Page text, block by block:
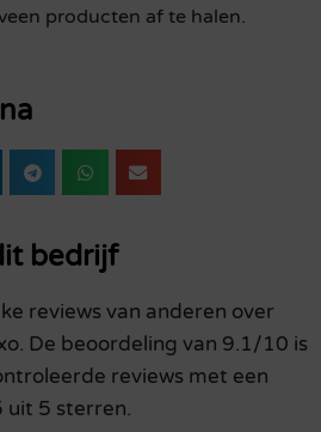
producten af te halen.
bedrijf
reviews van anderen over
De beoordeling van 9.1/10 is
reviews met een
uit 5 sterren.